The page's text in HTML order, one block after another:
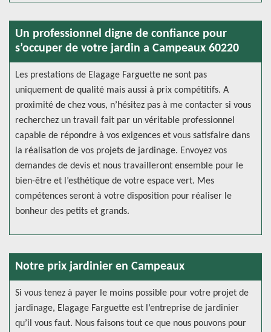
Un professionnel digne de confiance pour
s’occuper de votre jardin a Campeaux 60220
Les prestations de Elagage Farguette ne sont pas
uniquement de qualité mais aussi à prix compétitifs. A
proximité de chez vous, n’hésitez pas à me contacter si vous
recherchez un travail fait par un véritable professionnel
capable de répondre à vos exigences et vous satisfaire dans
la réalisation de vos projets de jardinage. Envoyez vos
demandes de devis et nous travailleront ensemble pour le
bien-être et l’esthétique de votre espace vert. Mes
compétences seront à votre disposition pour réaliser le
bonheur des petits et grands.
Notre prix jardinier en Campeaux
Si vous tenez à payer le moins possible pour votre projet de
jardinage, Elagage Farguette est l’entreprise de jardinier
qu’il vous faut. Nous faisons tout ce que nous pouvons pour